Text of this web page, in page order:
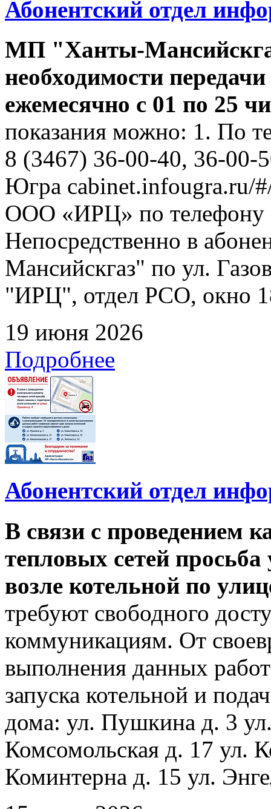
Абонентский отдел
МП "Ханты-
необходимости
ежемесячно с 01 по 25
показания можно: 1. По
8 (3467) 36-00-40, 36-00-
Югра cabinet.infougra.ru/
ООО «ИРЦ» по телефону
Непосредственно в
Мансийскгаз" по ул.
"ИРЦ", отдел РСО, окно
19 июня 2026
Подробнее
Абонентский отдел
В связи с проведением
тепловых сетей
возле котельной по
требуют свободного
коммуникациям. От
выполнения данных
запуска котельной и
дома: ул. Пушкина д. 3
Комсомольская д. 17 ул.
Коминтерна д. 15 ул.